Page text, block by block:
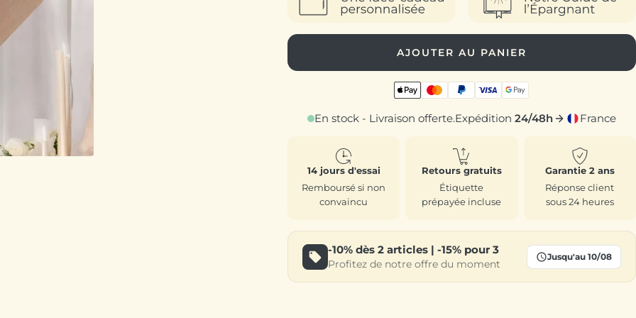
AJOUTER AU PANIER
En stock - Livraison offerte.Expédition 24/48h France
14 jours d'essai
Remboursé si non
convaincu
Retours gratuits
Étiquette
prépayée incluse
Garantie 2 ans
Réponse client
sous 24 heures
-10%dès 2 articles | -15%pour 3
Profitez de notre offre du moment
Jusqu'au 10/08